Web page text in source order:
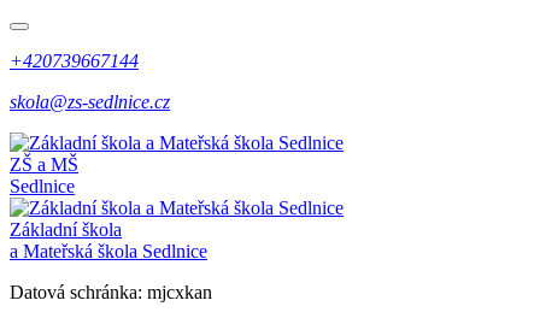
+420739667144
skola@zs-sedlnice.cz
ZŠ a MŠ
Sedlnice
Základní škola
a Mateřská škola Sedlnice
Datová schránka: mjcxkan